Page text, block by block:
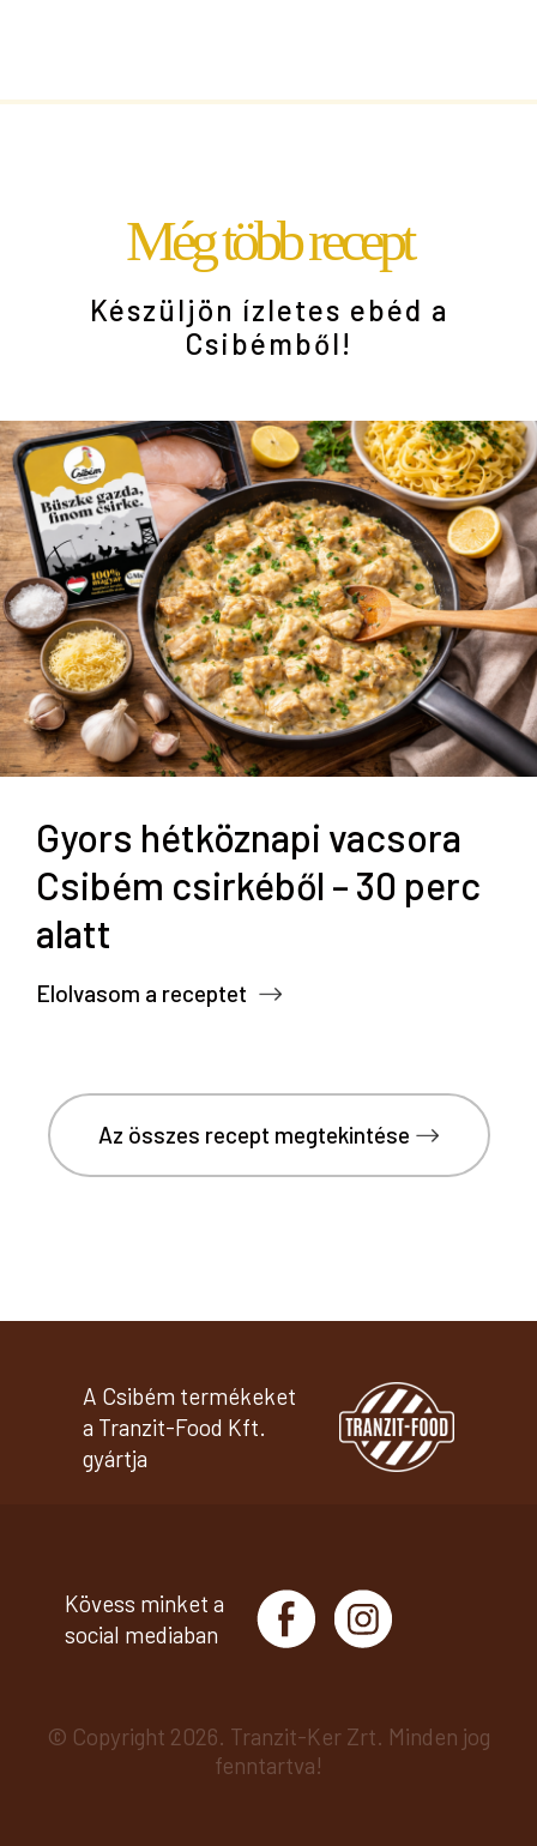
Még több recept
Készüljön ízletes ebéd a
Csibémből!
Gyors hétköznapi vacsora
Csibém csirkéből – 30 perc
alatt
Elolvasom a receptet
Az összes recept megtekintése
Kövess minket a
social mediaban
A Csibém termékeket
a Tranzit-Food Kft.
gyártja
© Copyright 2026. Tranzit-Ker Zrt. Minden jog
fenntartva!